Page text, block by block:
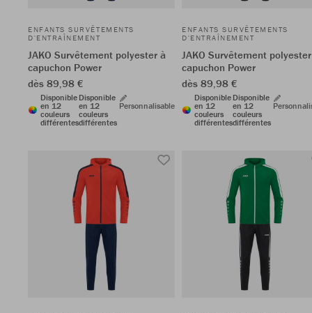
ENFANTS SURVÊTEMENTS
D'ENTRAÎNEMENT
JAKO Survêtement polyester à
capuchon Power
dès 89,98 €
Disponible
en 12
couleurs
différentes
Disponible
en 12
couleurs
différentes
Personnalisable
ENFANTS SURVÊTEMENTS
D'ENTRAÎNEMENT
JAKO Survêtement
capuchon Power
dès 89,98 €
Disponible
en 12
couleurs
différentes
Disponible
en 12
couleurs
différentes